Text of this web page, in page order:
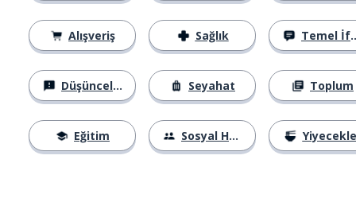
Alışveriş
Düşünceler
Eğitim
Sağlık
Seyahat
Sosyal Hayat
Temel İfadeler
Toplum